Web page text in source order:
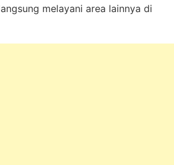
melayani area lainnya di